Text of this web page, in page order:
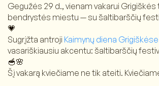
Gegužės 29 d., vienam vakarui Grigiškės
bendrystės miestu — su šaltibarščių
💗
Sugrįžta antroji Kaimynų diena Grigiškėse
vasariškiausiu akcentu: šaltibarščių
🥣🌸
Šį vakarą kviečiame ne tik ateiti.